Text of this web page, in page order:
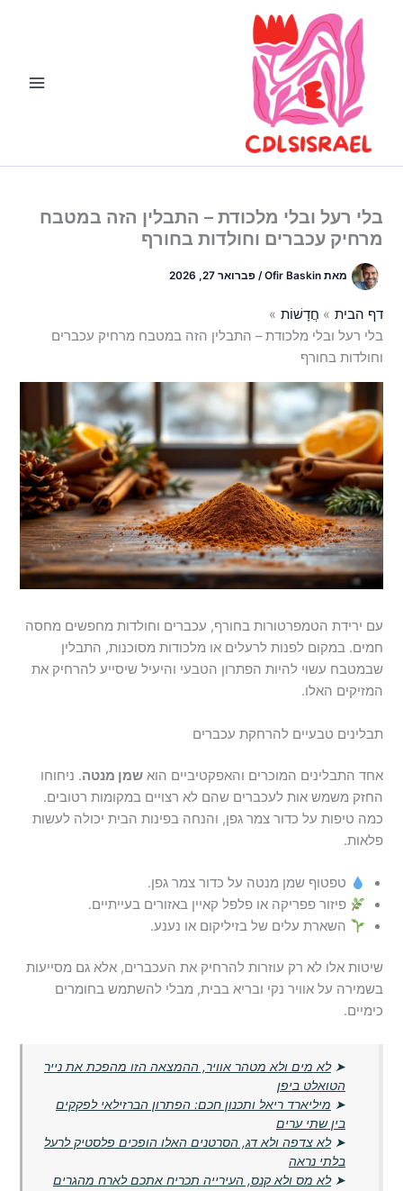
בלי רעל ובלי מלכודת – התבלין הזה במטבח
מרחיק עכברים וחולדות בחורף
מאתOfir Baskin
/פברואר 27, 2026
דף הבית
חֲדָשׁוֹת
בלי רעל ובלי מלכודת – התבלין הזה במטבח מרחיק עכברים
וחולדות בחורף
עם ירידת הטמפרטורות בחורף, עכברים וחולדות מחפשים מחסה
חמים. במקום לפנות לרעלים או מלכודות מסוכנות, התבלין
שבמטבח עשוי להיות הפתרון הטבעי והיעיל שיסייע להרחיק את
המזיקים האלו.
תבלינים טבעיים להרחקת עכברים
אחד התבלינים המוכרים והאפקטיביים הואשמן מנטה. ניחוחו
החזק משמש אות לעכברים שהם לא רצויים במקומות רטובים.
כמה טיפות על כדור צמר גפן, והנחה בפינות הבית יכולה לעשות
פלאות.
טפטוף שמן מנטה על כדור צמר גפן.
פיזור פפריקה או פלפל קאיין באזורים בעייתיים.
השארת עלים של בזיליקום או נענע.
שיטות אלו לא רק עוזרות להרחיק את העכברים, אלא גם מסייעות
בשמירה על אוויר נקי ובריא בבית, מבלי להשתמש בחומרים
כימיים.
➤לא מים ולא מטהר אוויר, ההמצאה הזו מהפכת את נייר
הטואלט ביפן
➤ מיליארד ריאל ותכנון חכם: הפתרון הברזילאי לפקקים
בין שתי ערים
➤לא צדפה ולא דג, הסרטנים האלו הופכים פלסטיק לרעל
בלתי נראה
➤לא מס ולא קנס, העירייה תכריח אתכם לארח מהגרים